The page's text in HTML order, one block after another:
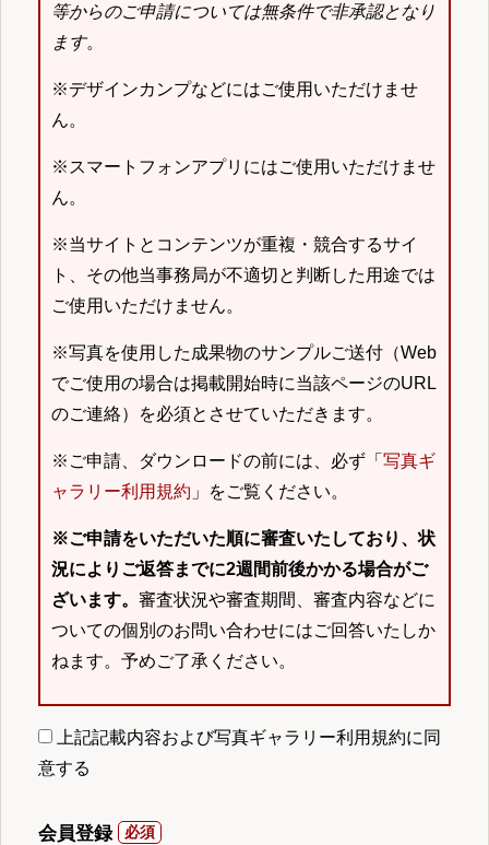
等からのご申請については無条件で非承認となり
ます。
※デザインカンプなどにはご使用いただけませ
ん。
※スマートフォンアプリにはご使用いただけませ
ん。
※当サイトとコンテンツが重複・競合するサイ
ト、その他当事務局が不適切と判断した用途では
ご使用いただけません。
※写真を使用した成果物のサンプルご送付（Web
でご使用の場合は掲載開始時に当該ページのURL
のご連絡）を必須とさせていただきます。
※ご申請、ダウンロードの前には、必ず「 写真ギ
ャラリー利用規約 」をご覧ください。
※ご申請をいただいた順に審査いたしており、状
況によりご返答までに2週間前後かかる場合がご
ざいます。 審査状況や審査期間、審査内容などに
ついての個別のお問い合わせにはご回答いたしか
ねます。予めご了承ください。
上記記載内容および写真ギャラリー利用規約に同
意する
会員登録